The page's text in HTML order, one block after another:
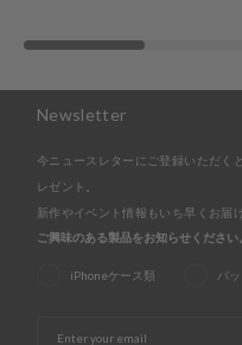
Newsletter
今ニュースレターにご登録いただく
レゼント。
新作やイベント情報もいち早くお届
ご興味のある製品をお知らせください。
iPhoneケース類 バ